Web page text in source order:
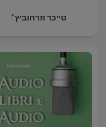
טייכר וזרחוביץ׳